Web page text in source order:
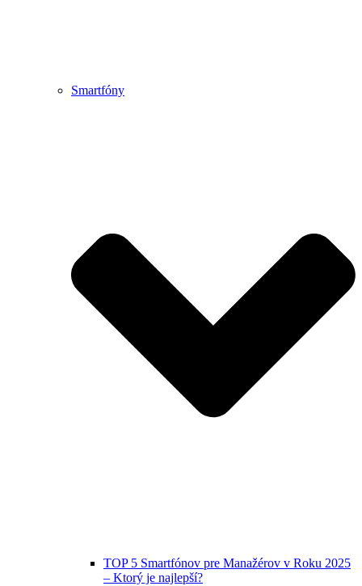
Smartfóny
TOP 5 Smartfónov pre Manažérov v Roku 2025
– Ktorý je najlepší?